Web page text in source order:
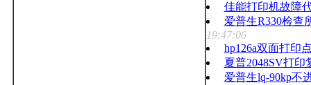
佳能打印机故障
爱普生R330检查
19:47:06
hp126a双面打印
夏普2048SV打印
爱普生lq-90kp不